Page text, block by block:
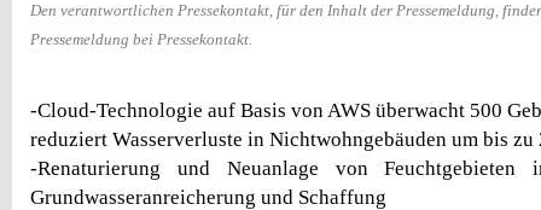
Den verantwortlichen Pressekontakt, für den Inhalt der Pressemeldung,
Pressemeldung bei Pressekontakt.
-Cloud-Technologie auf Basis von AWS überwacht 500
reduziert Wasserverluste in Nichtwohngebäuden um bis zu
-Renaturierung und Neuanlage von Feuchtgebieten
Grundwasseranreicherung und Schaffung